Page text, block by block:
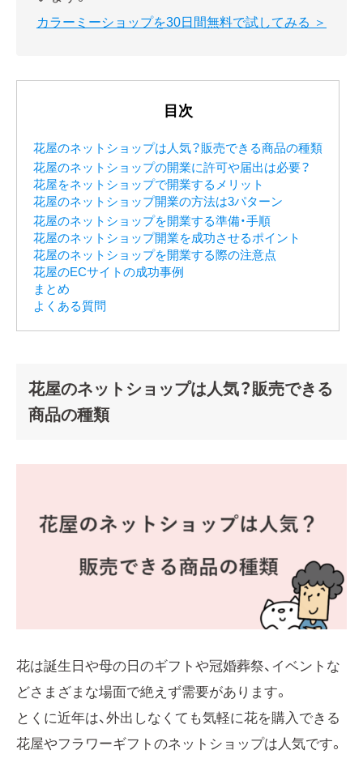
カラーミーショップを30日間無料で試してみる ＞
目次
花屋のネットショップは人気？販売できる商品の種類
花屋のネットショップの開業に許可や届出は必要？
花屋をネットショップで開業するメリット
花屋のネットショップ開業の方法は3パターン
花屋のネットショップを開業する準備・手順
花屋のネットショップ開業を成功させるポイント
花屋のネットショップを開業する際の注意点
花屋のECサイトの成功事例
まとめ
よくある質問
花屋のネットショップは人気？販売できる
商品の種類
花は誕生日や母の日のギフトや冠婚葬祭、イベントな
どさまざまな場面で絶えず需要があります。
とくに近年は、外出しなくても気軽に花を購入できる
花屋やフラワーギフトのネットショップは人気です。